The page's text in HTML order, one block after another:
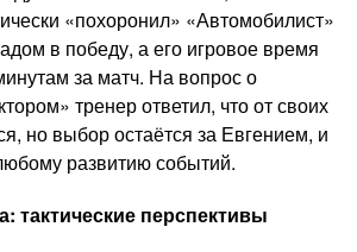
«похоронил» «Автомобилист»
в победу, а его игровое время
за матч. На вопрос о
тренер ответил, что от своих
но выбор остаётся за Евгением, и
развитию событий.
тактические перспективы